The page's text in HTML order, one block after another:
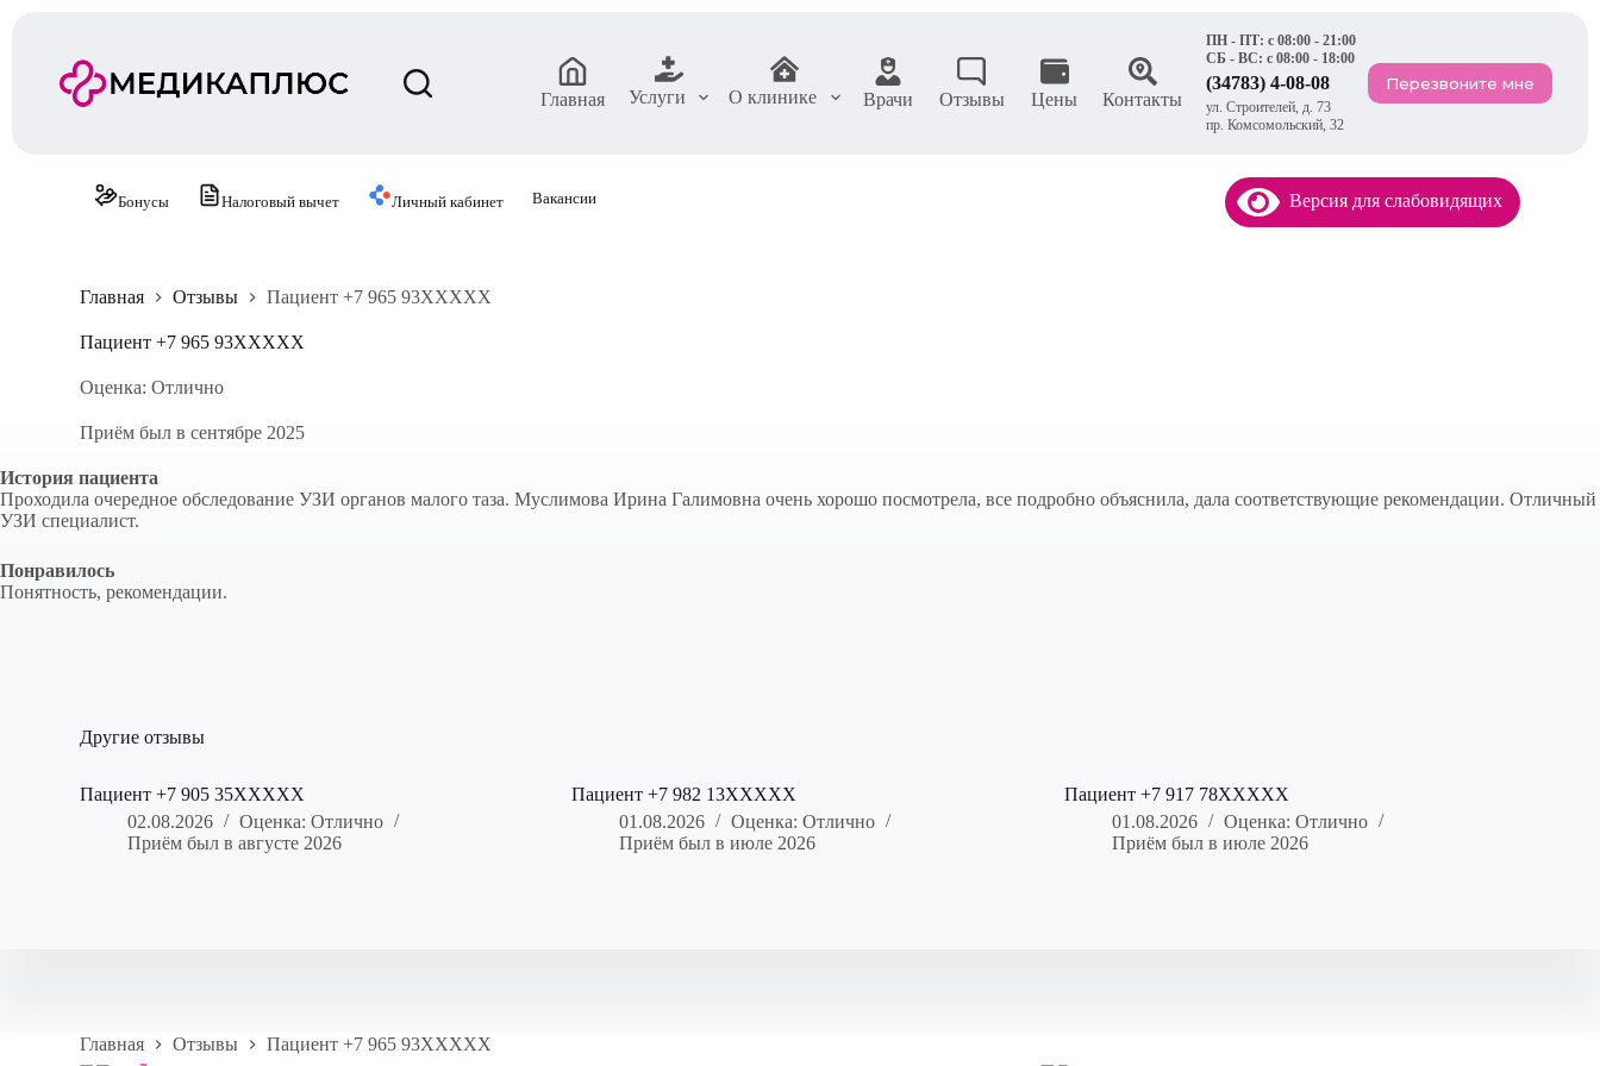
Главная Услуги О клинике Врачи Отзывы Цены Контакты
ПН - ПТ: с 08:00 - 21:00
СБ - ВС: с 08:00 - 18:00
(34783) 4-08-08
ул. Строителей, д. 73
пр. Комсомольский, 32
Перезвоните мне
Бонусы Налоговый вычет Личный кабинет Вакансии Версия для слабовидящих
Главная Отзывы Пациент +7 965 93XXXXX
Пациент +7 965 93XXXXX
Оценка: Отлично
Приём был в сентябре 2025
История пациента
Проходила очередное обследование УЗИ органов малого таза. Муслимова Ирина Галимовна очень хорошо посмотрела, все подробно объяснила, дала соответствующие рекомендации. Отличный
УЗИ специалист.
Понравилось
Понятность, рекомендации.
Другие отзывы
Пациент +7 905 35XXXXX
02.08.2026
Оценка: Отлично
Приём был в августе 2026
Пациент +7 982 13XXXXX
01.08.2026
Оценка: Отлично
Приём был в июле 2026
Пациент +7 917 78XXXXX
01.08.2026
Оценка: Отлично
Приём был в июле 2026
Главная Отзывы Пациент +7 965 93XXXXX